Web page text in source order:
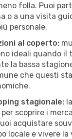
folla. Puoi
o a una visita
personale.
al coperto:
ideali quando il
la bassa
che questi
stagionale:
scoprire i
acquistare
locale e vivere